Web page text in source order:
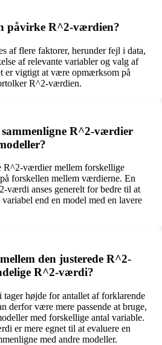
påvirke R^2-værdien?
af flere faktorer, herunder fejl i data,
af relevante variabler og valg af
er vigtigt at være opmærksom på
R^2-værdien.
R^2-værdier
R^2-værdier mellem forskellige
forskellen mellem værdierne. En
værdi anses generelt for bedre til at
end en model med en lavere
den justerede R^2-
R^2-værdi?
højde for antallet af forklarende
derfor være mere passende at bruge,
med forskellige antal variable.
er mere egnet til at evaluere en
med andre modeller.